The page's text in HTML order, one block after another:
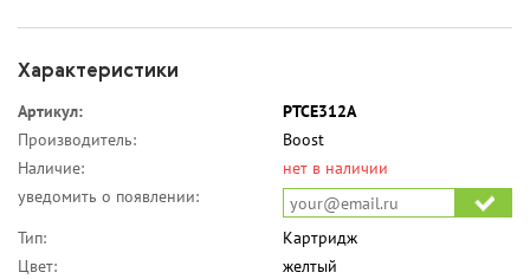
Характеристики
Артикул:
PTCE312A
Производитель:
Boost
Наличие:
нет в наличии
уведомить о появлении:
Тип:
Картридж
Цвет:
желтый